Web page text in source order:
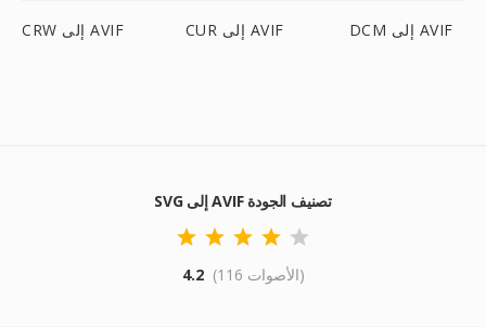
CRW إلى AVIF CUR إلى AVIF DCM إلى AVIF
SVG إلى AVIF تصنيف الجودة
4.2 (116 الأصوات)